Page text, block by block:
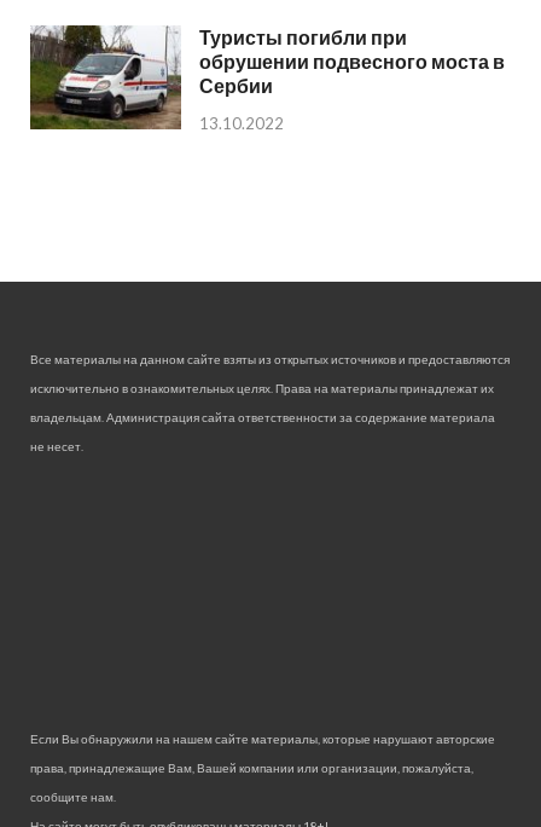
Туристы погибли при
обрушении подвесного моста в
Сербии
13.10.2022
Все материалы на данном сайте взяты из открытых источников и предоставляются
исключительно в ознакомительных целях. Права на материалы принадлежат их
владельцам. Администрация сайта ответственности за содержание материала
не несет.
Если Вы обнаружили на нашем сайте материалы, которые нарушают авторские
права, принадлежащие Вам, Вашей компании или организации, пожалуйста,
сообщите нам.